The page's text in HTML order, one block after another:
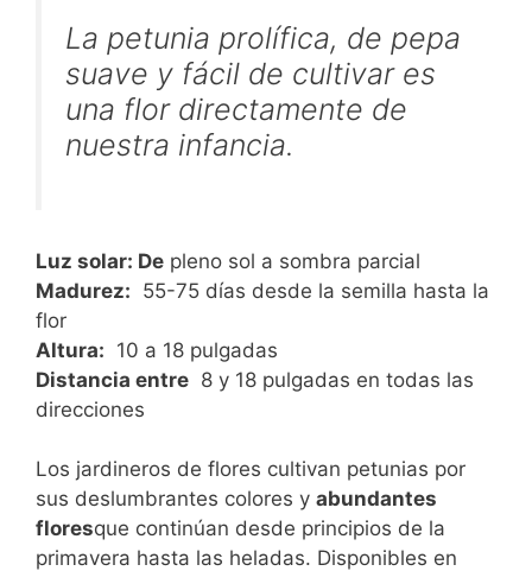
La petunia prolífica, de pepa
suave y fácil de cultivar es
una flor directamente de
nuestra infancia.
Luz solar: De pleno sol a sombra parcial
Madurez: 55-75 días desde la semilla hasta la
flor
Altura: 10 a 18 pulgadas
Distancia entre 8 y 18 pulgadas en todas las
direcciones
Los jardineros de flores cultivan petunias por
sus deslumbrantes colores y abundantes
floresque continúan desde principios de la
primavera hasta las heladas. Disponibles en